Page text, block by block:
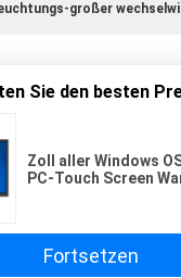
großer
Sie den besten
Zoll aller Windows
PC-Touch Screen
Fortsetzen